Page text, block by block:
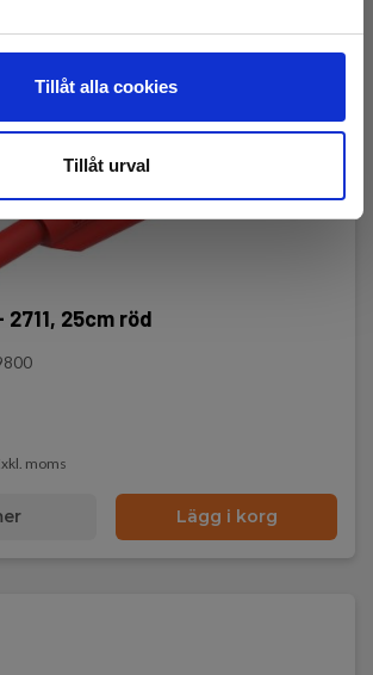
Tillåt alla cookies
Tillåt urval
25cm röd
moms
Lägg i korg